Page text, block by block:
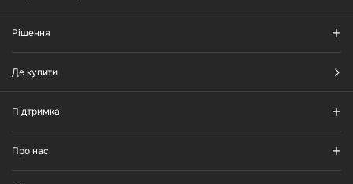
Рішення​
Де купити
Підтримка
Про нас